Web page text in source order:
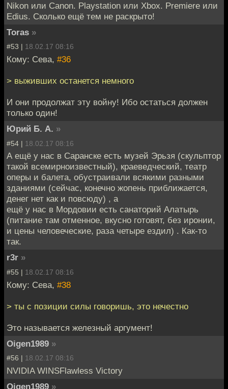
Nikon или Canon. Playstation или Xbox. Premiere или
Edius. Сколько ещё тем не раскрыто!
Toras »
#53 | 18.02.17 08:16
Кому: Сева, #36
> выживших останется немного
И они продолжат эту войну! Ибо остаться должен
только один!
Юрий Б. А. »
#54 | 18.02.17 08:16
А ещё у нас в Саранске есть музей Эрьзя (скульптор
такой всемирноизвестный), краеведческий, театр
оперы и балета, обустраивали всякими разными
зданиями (сейчас, конечно жопень приближается,
денег нет как и повсюду) , а
ещё у нас в Мордовии есть санаторий Алатырь
(питание там отменное, вкусно готовят, без иронии,
и цены человеческие, раза четыре ездил) . Как-то
так.
r3r »
#55 | 18.02.17 08:16
Кому: Сева, #38
> ты с позиции силы говоришь, это нечестно
Это называется железный аргумент!
Oigen1989 »
#56 | 18.02.17 08:16
NVIDIA WINSFlawless Victory
Oigen1989 »